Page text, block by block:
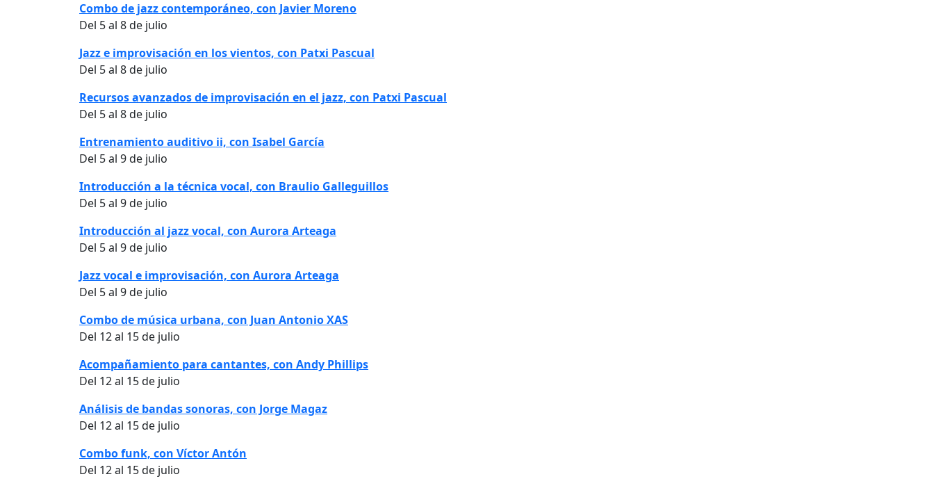
Combo de jazz contemporáneo, con Javier Moreno
Del 5 al 8 de julio
Jazz e improvisación en los vientos, con Patxi Pascual
Del 5 al 8 de julio
Recursos avanzados de improvisación en el jazz, con Patxi Pascual
Del 5 al 8 de julio
Entrenamiento auditivo ii, con Isabel García
Del 5 al 9 de julio
Introducción a la técnica vocal, con Braulio Galleguillos
Del 5 al 9 de julio
Introducción al jazz vocal, con Aurora Arteaga
Del 5 al 9 de julio
Jazz vocal e improvisación, con Aurora Arteaga
Del 5 al 9 de julio
Combo de música urbana, con Juan Antonio XAS
Del 12 al 15 de julio
Acompañamiento para cantantes, con Andy Phillips
Del 12 al 15 de julio
Análisis de bandas sonoras, con Jorge Magaz
Del 12 al 15 de julio
Combo funk, con Víctor Antón
Del 12 al 15 de julio